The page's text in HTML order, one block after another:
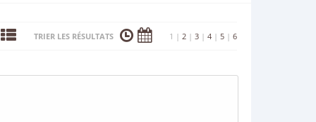
1 | 2 | 3 | 4 | 5 | 6
TRIER LES RÉSULTATS